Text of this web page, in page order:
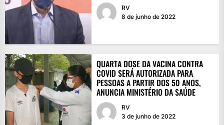
RV
8 de junho de 2022
QUARTA DOSE DA VACINA CONTRA
COVID SERÁ AUTORIZADA PARA
PESSOAS A PARTIR DOS 50 ANOS,
ANUNCIA MINISTÉRIO DA SAÚDE
RV
3 de junho de 2022